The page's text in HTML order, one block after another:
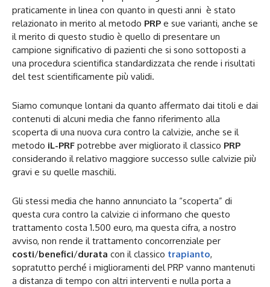
praticamente in linea con quanto in questi anni è stato
relazionato in merito al metodo PRP e sue varianti, anche se
il merito di questo studio è quello di presentare un
campione significativo di pazienti che si sono sottoposti a
una procedura scientifica standardizzata che rende i risultati
del test scientificamente più validi.
Siamo comunque lontani da quanto affermato dai titoli e dai
contenuti di alcuni media che fanno riferimento alla
scoperta di una nuova cura contro la calvizie, anche se il
metodo iL-PRF potrebbe aver migliorato il classico PRP
considerando il relativo maggiore successo sulle calvizie più
gravi e su quelle maschili.
Gli stessi media che hanno annunciato la “scoperta” di
questa cura contro la calvizie ci informano che questo
trattamento costa 1.500 euro, ma questa cifra, a nostro
avviso, non rende il trattamento concorrenziale per
costi/benefici/durata con il classico trapianto,
sopratutto perché i miglioramenti del PRP vanno mantenuti
a distanza di tempo con altri interventi e nulla porta a